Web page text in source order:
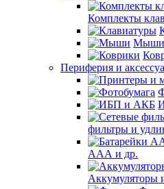
Комплекты
Мыши
Периферия и
фильтры и
ААА и др.
Аккумуляторы